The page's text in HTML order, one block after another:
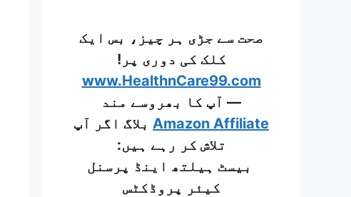
صحت سے جڑی ہر چیز، بس ایک
کلک کی دوری پر!
www.HealthnCare99.com
— آپ کا بھروسے مند
Amazon Affiliate بلاگ اگر آپ
تلاش کر رہے ہیں:
بیسٹ ہیلتھ اینڈ پرسنل
کیئر پروڈکٹس